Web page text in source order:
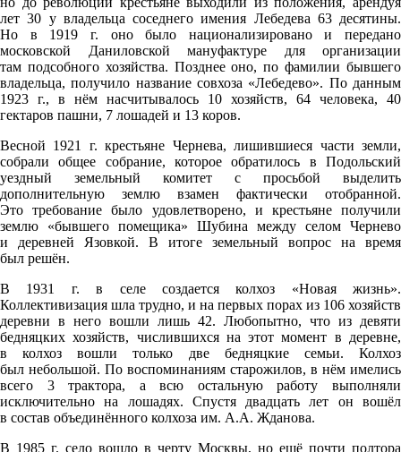
лет 30 у владельца соседнего имения Лебедева 63 десятины.
Но в 1919 г. оно было национализировано и передано
московской Даниловской мануфактуре для организации
там подсобного хозяйства. Позднее оно, по фамилии бывшего
владельца, получило название совхоза «Лебедево». По данным
1923 г., в нём насчитывалось 10 хозяйств, 64 человека, 40
гектаров пашни, 7 лошадей и 13 коров.
Весной 1921 г. крестьяне Чернева, лишившиеся части земли,
собрали общее собрание, которое обратилось в Подольский
уездный земельный комитет с просьбой выделить
дополнительную землю взамен фактически отобранной.
Это требование было удовлетворено, и крестьяне получили
землю «бывшего помещика» Шубина между селом Чернево
и деревней Язовкой. В итоге земельный вопрос на время
был решён.
В 1931 г. в селе создается колхоз «Новая жизнь».
Коллективизация шла трудно, и на первых порах из 106 хозяйств
деревни в него вошли лишь 42. Любопытно, что из девяти
бедняцких хозяйств, числившихся на этот момент в деревне,
в колхоз вошли только две бедняцкие семьи. Колхоз
был небольшой. По воспоминаниям старожилов, в нём имелись
всего 3 трактора, а всю остальную работу выполняли
исключительно на лошадях. Спустя двадцать лет он вошёл
в состав объединённого колхоза им. А.А. Жданова.
В 1985 г. село вошло в черту Москвы, но ещё почти полтора